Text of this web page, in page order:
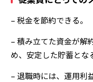
– 税金を節約できる。
– 積み立てた資金が解
め、安定した貯蓄とな
– 退職時には、運用利